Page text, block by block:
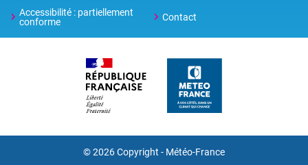
Accessibilité : partiellement
conforme
Contact
© 2026 Copyright - Météo-France